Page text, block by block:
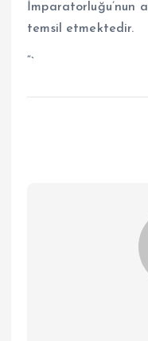
İmparatorluğu’nun
temsil etmektedir.
“`